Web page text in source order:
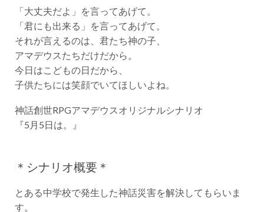
「大丈夫だよ」を言ってあげて。
「君にも出来る」を言ってあげて。
それが言えるのは、君たち神の子、
アマデウスたちだけだから。
今日はこどもの日だから、
子供たちには笑顔でいてほしいよね。
神話創世RPGアマデウスオリジナルシナリオ
『5月5日は。』
＊シナリオ概要＊
とある中学校で発生した神話災害を解決してもらいま
す。